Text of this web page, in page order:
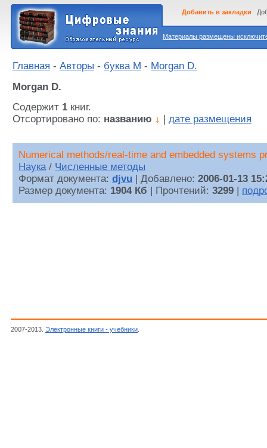
Материалы размещены
Добавить в закладки
Главная - Авторы - буква M - Morgan D.
Morgan D.
Содержит 1 книг.
Отсортировано по: названию ↓ дате размещения
Numerical methods/real-time and embedded systems
Наука/ Численные методы
Формат документа: djvu | Добавлено: 2006-01-13
Размер документа: 1904 Кб | Прочтений: 3299
2007-2013. Электронные книги - учебники